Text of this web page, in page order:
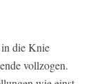
in die Knie
vollzogen.